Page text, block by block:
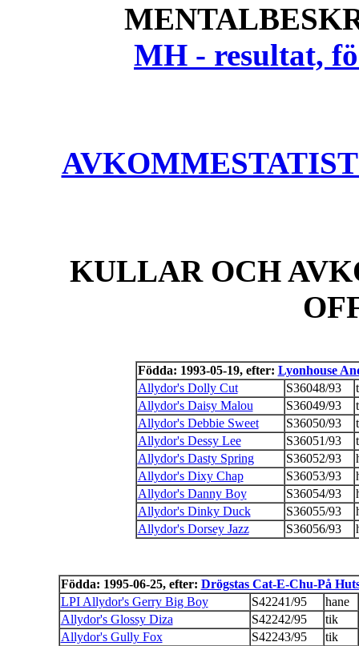
MH - resultat,
KULLAR OCH
Födda: 1993-05-19, efter: Lyonhouse
Allydor's Dolly Cut
S36048/93
Allydor's Daisy Malou
S36049/93
Allydor's Debbie Sweet
S36050/93
Allydor's Dessy Lee
S36051/93
Allydor's Dasty Spring
S36052/93
Allydor's Dixy Chap
S36053/93
Allydor's Danny Boy
S36054/93
Allydor's Dinky Duck
S36055/93
Allydor's Dorsey Jazz
S36056/93
Födda: 1995-06-25, efter: Drögstas Cat-E-Chu-På
LPI Allydor's Gerry Big Boy
S42241/95
hane
Allydor's Glossy Diza
S42242/95
tik
Allydor's Gully Fox
S42243/95
tik